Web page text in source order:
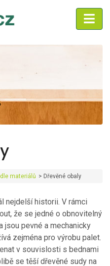
materiálů > Dřevěné obaly
nejdelší historii. V rámci
že se jedné o obnovitelný
jsou pevné a mechanicky
zejména pro výrobu palet.
v souvislosti s bednami
se těší dřevěné sudy na